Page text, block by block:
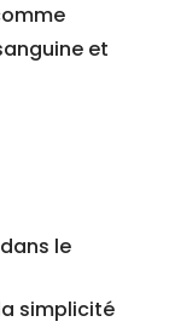
et
le
simplicité